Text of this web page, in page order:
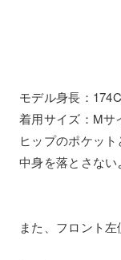
モデル身長：
着用サイズ：Mサ
ヒップのポケッ
中身を落とさない
また、フロント